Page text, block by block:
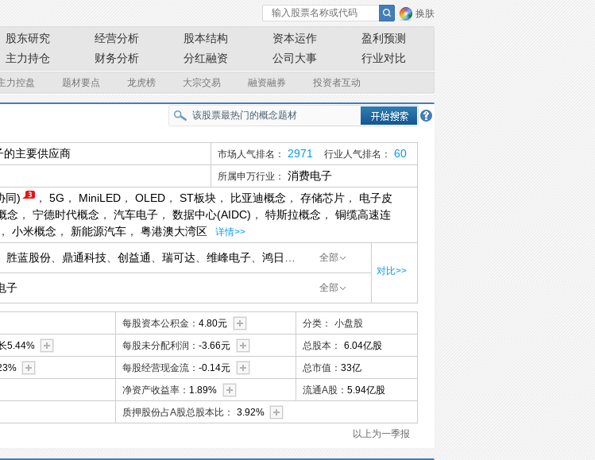
换肤
股东研究 经营分析 股本结构 资本运作
盈利预测
主力持仓 财务分析 分红融资 公司大事 行业对比
力控盘 题材要点 龙虎榜 大宗交易 融资融券 投资者互动
的主要供应商 市场人气排名： 2971 行业人气排名： 60
所属申万行业： 消费电子
同) ， 5G ， MiniLED ， OLED ， ST板块 ， 比亚迪概念 ， 存储芯片 ， 电子皮
念 ， 宁德时代概念 ， 汽车电子 ， 数据中心(AIDC) ， 特斯拉概念 ， 铜缆高速连
， 小米概念 ， 新能源汽车 ， 粤港澳大湾区 详情>>
对比>>
全部
胜蓝股份 鼎通科技 创益通 瑞可达 维峰电子 鸿日达 珠城科技
全部
子
每股资本公积金： 4.80元 分类：
小盘股
5.44% 每股未分配利润： -3.66元 总股本：
6.04亿股
每股经营现金流： -0.14元 总市值： 33亿
净资产收益率： 1.89% 流通A股： 5.94亿股
质押股份占A股总股本比：
3.92%
以上为一季报